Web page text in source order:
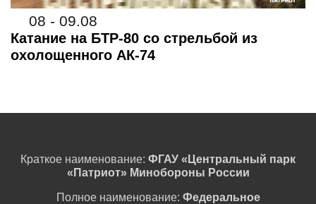
08 - 09.08
Катание на БТР-80 со стрельбой из
охолощенного АК-74
Краткое наименование: ФГАУ «Центральный парк
«Патриот» Минобороны России
Полное наименование: Федеральное